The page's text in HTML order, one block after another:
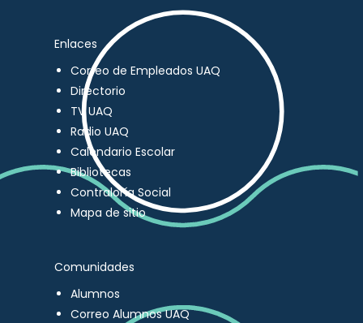
Enlaces
Correo de Empleados UAQ
Directorio
TV UAQ
Radio UAQ
Calendario Escolar
Bibliotecas
Contraloría Social
Mapa de sitio
Comunidades
Alumnos
Correo Alumnos UAQ